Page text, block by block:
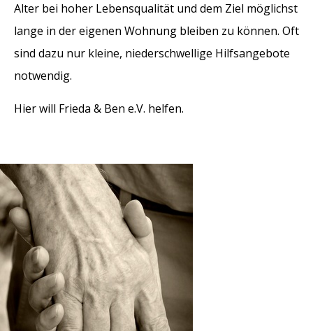
Alter bei hoher Lebensqualität und dem Ziel möglichst
lange in der eigenen Wohnung bleiben zu können. Oft
sind dazu nur kleine, niederschwellige Hilfsangebote
notwendig.
Hier will Frieda & Ben e.V. helfen.